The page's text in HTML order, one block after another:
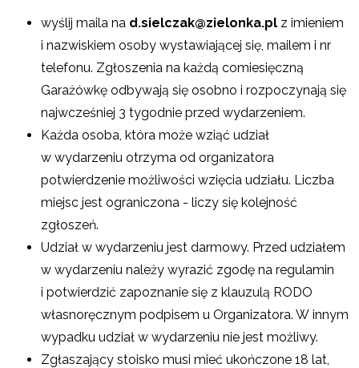
wyślij maila na d.sielczak@zielonka.pl z imieniem
i nazwiskiem osoby wystawiającej się, mailem i nr
telefonu. Zgłoszenia na każdą comiesięczną
Garażówkę odbywają się osobno i rozpoczynają się
najwcześniej 3 tygodnie przed wydarzeniem.
Każda osoba, która może wziąć udział
w wydarzeniu otrzyma od organizatora
potwierdzenie możliwości wzięcia udziału. Liczba
miejsc jest ograniczona - liczy się kolejność
zgłoszeń.
Udział w wydarzeniu jest darmowy. Przed udziałem
w wydarzeniu należy wyrazić zgodę na regulamin
i potwierdzić zapoznanie się z klauzulą RODO
własnoręcznym podpisem u Organizatora. W innym
wypadku udział w wydarzeniu nie jest możliwy.
Zgłaszający stoisko musi mieć ukończone 18 lat,